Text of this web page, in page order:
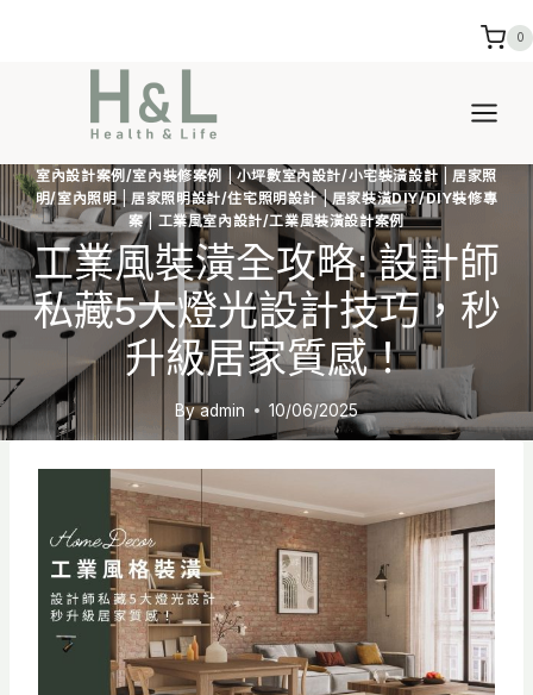
0
室內設計案例/室內裝修案例 |小坪數室內設計/小宅裝潢設計
居家照
明/室內照明|居家照明設計/住宅照明設計|居家裝潢DIY/DIY裝修專
案|工業風室內設計/工業風裝潢設計案例
工業風裝潢全攻略: 設計師
私藏5大燈光設計技巧，秒
升級居家質感！
Byadmin 10/06/2025